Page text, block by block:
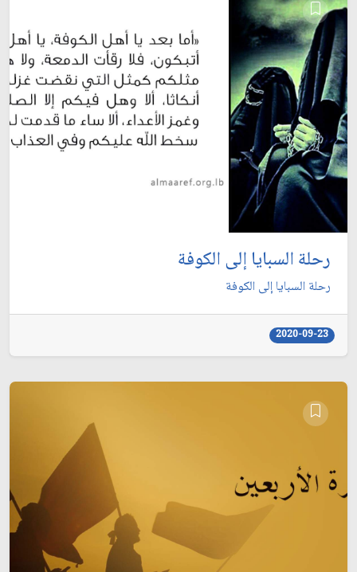
رحلة السبايا إلى الكوفة
رحلة السبايا إلى الكوفة
2020-09-23